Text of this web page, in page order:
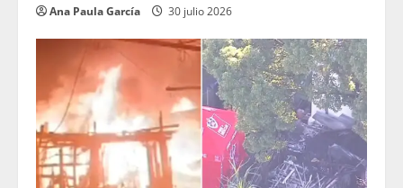
Ana Paula García 30 julio 2026